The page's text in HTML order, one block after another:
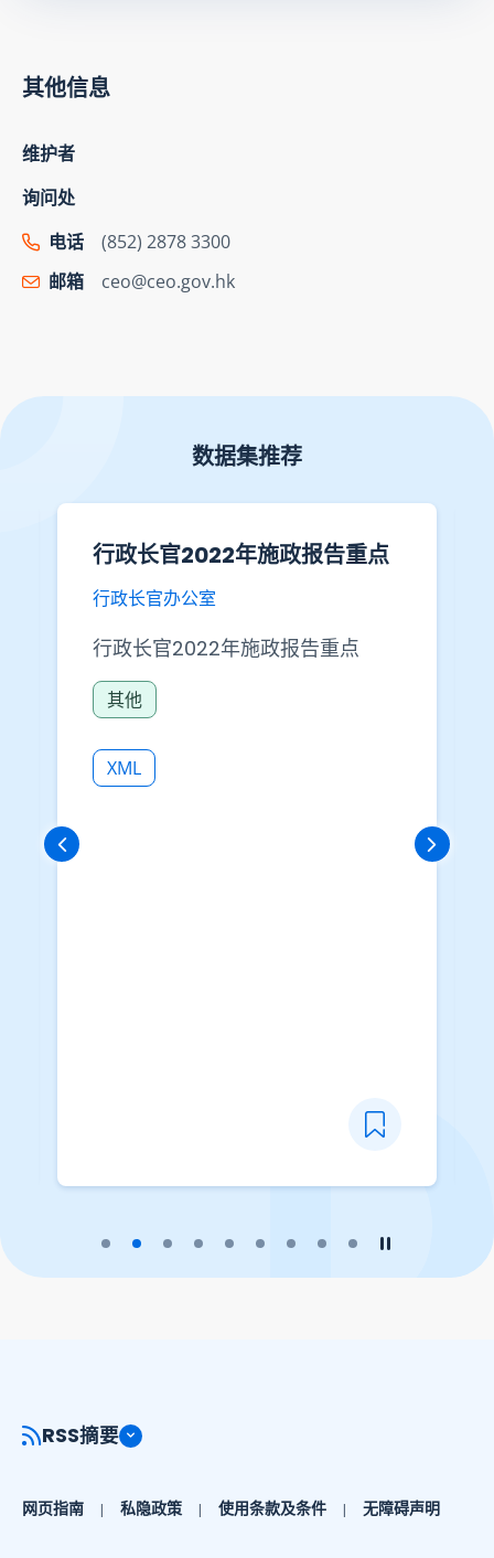
其他信息
维护者
询问处
电话
(852) 2878 3300
邮箱
ceo@ceo.gov.hk
数据集推荐
行政长官2022年施政报告重点
行政长官办公室
行政长官2022年施政报告重点
其他
XML
RSS摘要
网页指南 私隐政策 使用条款及条件 无障碍声明